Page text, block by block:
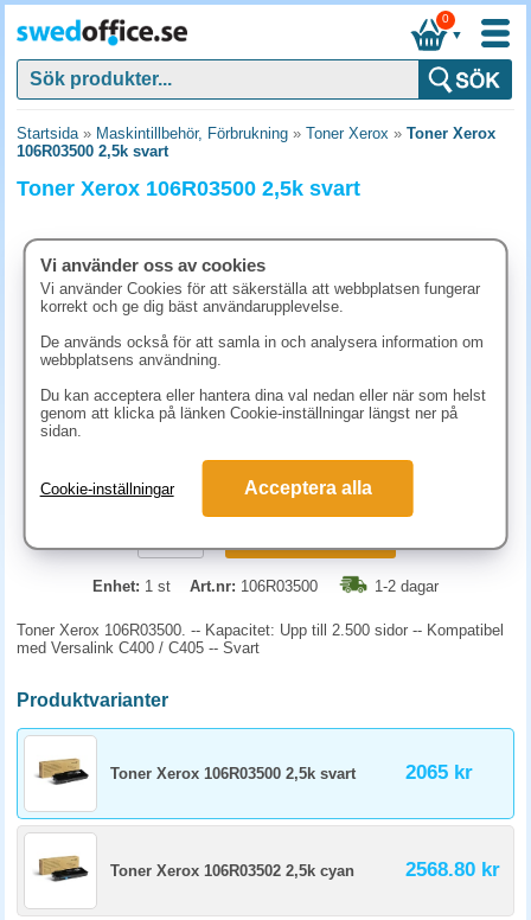
▼
0
Startsida» Maskintillbehör, Förbrukning » Toner Xerox » Toner Xerox
106R03500 2,5k svart
Toner Xerox 106R03500 2,5k svart
2065 kr (inkl. moms)
Enhet: 1 st Art.nr: 106R03500 1-2 dagar
Toner Xerox 106R03500. -- Kapacitet: Upp till 2.500 sidor -- Kompatibel
med Versalink C400 / C405 -- Svart
Produktvarianter
Toner Xerox 106R03500 2,5k svart 2065 kr
Toner Xerox 106R03502 2,5k cyan 2568.80 kr
Vi använder oss av cookies
Vi använder Cookies för att säkerställa att webbplatsen fungerar
korrekt och ge dig bäst användarupplevelse.
De används också för att samla in och analysera information om
webbplatsens användning.
Du kan acceptera eller hantera dina val nedan eller när som helst
genom att klicka på länken Cookie-inställningar längst ner på
sidan.
Cookie-inställningar Acceptera alla